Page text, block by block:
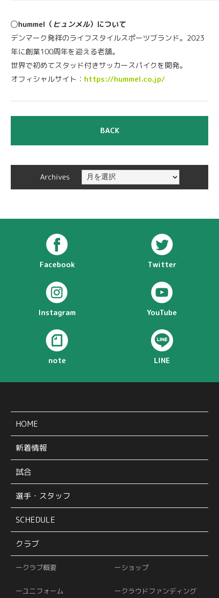
◯hummel（ ヒュンメル）について
デンマーク発祥のライフスタイルスポーツブランド。2023
年に創業100周年を迎える老舗。
世界で初めてスタッド付きサッカースパイクを開発。
オフィシャルサイト： https://hummel.co.jp/
BACK
Archives
Facebook Twitter
Instagram YouTube
note LINE
HOME
新着情報
試合
選手・スタッフ
SCHEDULE
クラブ
クラブ概要 ショップ
ユニフォーム クラウドファンディング